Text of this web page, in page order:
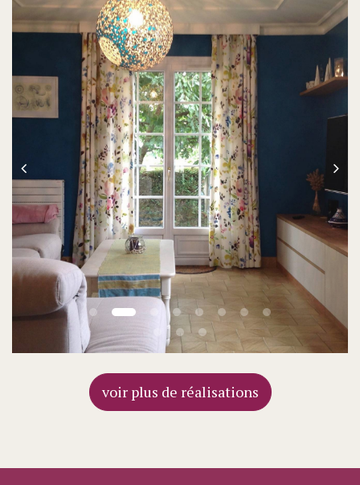
voir plus de réalisations